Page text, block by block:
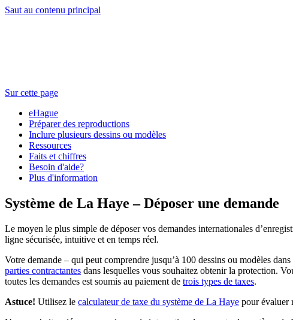
Saut au contenu principal
Sur cette page
eHague
Préparer des reproductions
Inclure plusieurs dessins ou modèles
Ressources
Faits et chiffres
Besoin d'aide?
Plus d'information
Système de La Haye – Déposer une demande
Le moyen le plus simple de déposer vos demandes internationales
ligne sécurisée, intuitive et en temps réel.
Votre demande – qui peut comprendre jusqu’à 100 dessins ou modèles dans
parties contractantes dans lesquelles vous souhaitez obtenir la protection.
toutes les demandes est soumis au paiement de trois types de taxes.
Astuce! Utilisez le calculateur de taxe du système de La Haye pour évaluer